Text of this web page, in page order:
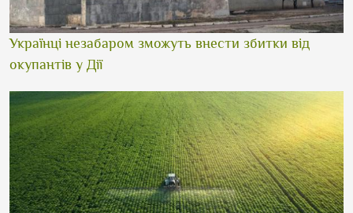
Українці незабаром зможуть внести збитки від
окупантів у Дії